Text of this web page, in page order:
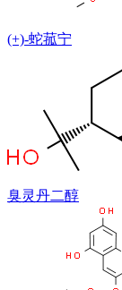
(+)-蛇菰宁
臭灵丹二醇